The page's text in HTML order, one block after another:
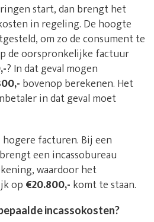
start, dan brengt het
in regeling. De hoogte
om zo de consument te
de oorspronkelijke factuur
? In dat geval mogen
bovenop berekenen. Het
in dat geval moet
facturen. Bij een
brengt een incassobureau
waardoor het
op€20.800,- komt te staan.
incassokosten?